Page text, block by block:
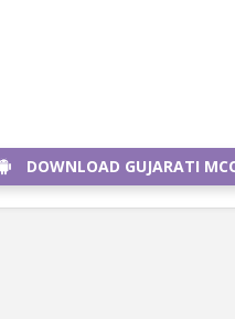
DOWNLOAD GUJARATI